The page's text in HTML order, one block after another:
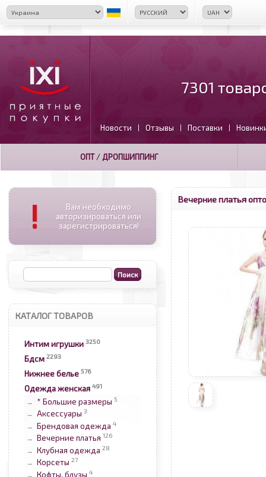
7301
Новости | Отзывы | Поставки |
ОПТ/ ДРОПШИППИНГ
!
Вам необходимо
авторизироваться или
зарегистрироваться!
КАТАЛОГ ТОВАРОВ
Интим игрушки 3250
Бдсм 2293
Нижнее белье 576
Одежда женская 491
→ * Большие размеры 5
→ Аксессуары 3
→ Брендовая одежда 4
→ Вечерние платья 126
→ Клубная одежда 28
→ Корсеты 27
→ Кофты, блузы 4
Вечерние платья